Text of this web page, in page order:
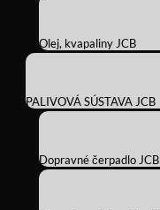
Olej, kvapaliny JCB
PALIVOVÁ SÚSTAVA JCB
Dopravné čerpadlo JCB